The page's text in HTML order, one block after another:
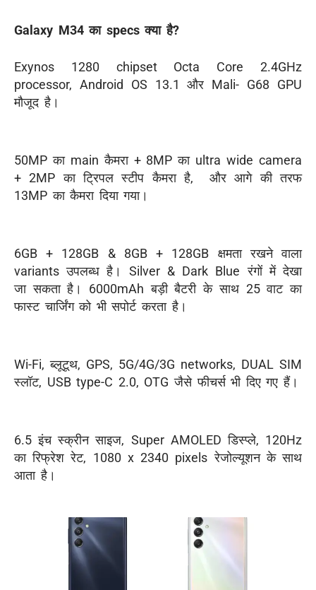
Galaxy M34 का specs क्या है?
Exynos 1280 chipset Octa Core 2.4GHz
processor, Android OS 13.1 और Mali- G68 GPU
मौजूद है।
50MP का main कैमरा + 8MP का ultra wide camera
+ 2MP का ट्रिपल स्टीप कैमरा है, और आगे की तरफ
13MP का कैमरा दिया गया।
6GB + 128GB & 8GB + 128GB क्षमता रखने वाला
variants उपलब्ध है। Silver & Dark Blue रंगों में देखा
जा सकता है। 6000mAh बड़ी बैटरी के साथ 25 वाट का
फास्ट चार्जिंग को भी सपोर्ट करता है।
Wi-Fi, ब्लूटूथ, GPS, 5G/4G/3G networks, DUAL SIM
स्लॉट, USB type-C 2.0, OTG जैसे फीचर्स भी दिए गए हैं।
6.5 इंच स्क्रीन साइज, Super AMOLED डिस्प्ले, 120Hz
का रिफ्रेश रेट, 1080 x 2340 pixels रेजोल्यूशन के साथ
आता है।